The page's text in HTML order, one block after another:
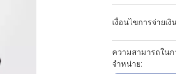
เงื่อนไขการจ่ายเงิ
ความสามารถในก
จําหน่าย: